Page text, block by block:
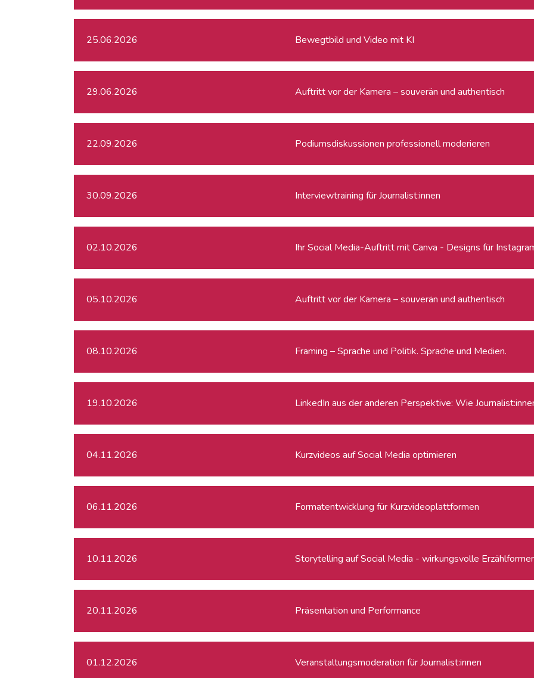
25.06.2026 Bewegtbild und Video mit KI
29.06.2026 Auftritt vor der Kamera – souverän und authentisch
22.09.2026 Podiumsdiskussionen professionell moderieren
30.09.2026 Interviewtraining für Journalist:innen
02.10.2026 Ihr Social Media-Auftritt mit Canva - Designs für
05.10.2026 Auftritt vor der Kamera – souverän und authentisch
08.10.2026 Framing – Sprache und Politik. Sprache und Medien.
19.10.2026 LinkedIn aus der anderen Perspektive: Wie
04.11.2026 Kurzvideos auf Social Media optimieren
06.11.2026 Formatentwicklung für Kurzvideoplattformen
10.11.2026 Storytelling auf Social Media - wirkungsvolle
20.11.2026 Präsentation und Performance
01.12.2026 Veranstaltungsmoderation für Journalist:innen